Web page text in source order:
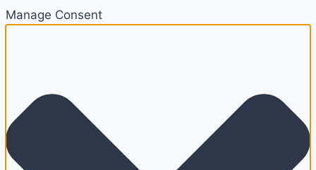
Manage Consent